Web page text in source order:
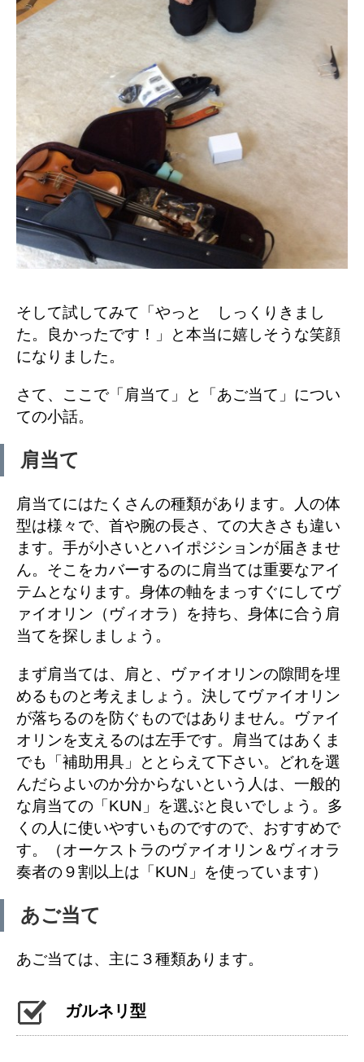
そして試してみて「やっと しっくりきまし
た。良かったです！」と本当に嬉しそうな笑顔
になりました。
さて、ここで「肩当て」と「あご当て」につい
ての小話。
肩当て
肩当てにはたくさんの種類があります。人の体
型は様々で、首や腕の長さ、ての大きさも違い
ます。手が小さいとハイポジションが届きませ
ん。そこをカバーするのに肩当ては重要なアイ
テムとなります。身体の軸をまっすぐにしてヴ
ァイオリン（ヴィオラ）を持ち、身体に合う肩
当てを探しましょう。
まず肩当ては、肩と、ヴァイオリンの隙間を埋
めるものと考えましょう。決してヴァイオリン
が落ちるのを防ぐものではありません。ヴァイ
オリンを支えるのは左手です。肩当てはあくま
でも「補助用具」ととらえて下さい。どれを選
んだらよいのか分からないという人は、一般的
な肩当ての「KUN」を選ぶと良いでしょう。多
くの人に使いやすいものですので、おすすめで
す。（オーケストラのヴァイオリン＆ヴィオラ
奏者の９割以上は「KUN」を使っています）
あご当て
あご当ては、主に３種類あります。
ガルネリ型